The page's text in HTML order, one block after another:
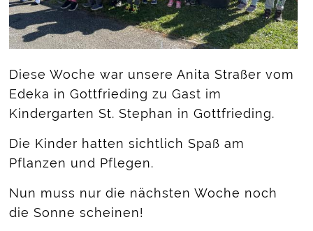
Diese Woche war unsere Anita Straßer vom
Edeka in Gottfrieding zu Gast im
Kindergarten St. Stephan in Gottfrieding.
Die Kinder hatten sichtlich Spaß am
Pflanzen und Pflegen.
Nun muss nur die nächsten Woche noch
die Sonne scheinen!